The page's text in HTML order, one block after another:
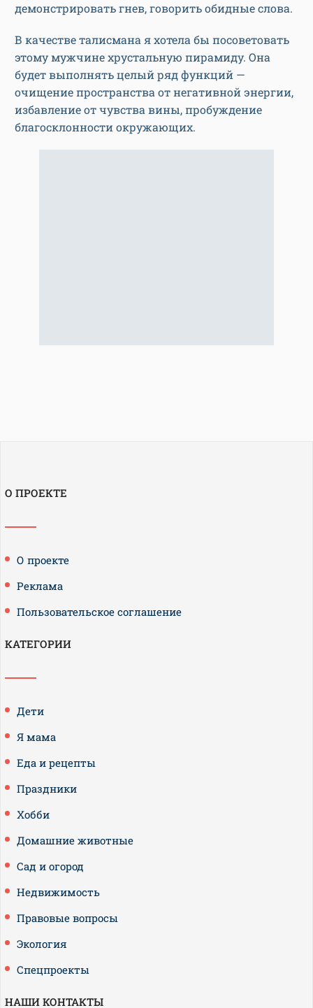
демонстрировать гнев, говорить обидные слова.
В качестве талисмана я хотела бы посоветовать
этому мужчине хрустальную пирамиду. Она
будет выполнять целый ряд функций —
очищение пространства от негативной энергии,
избавление от чувства вины, пробуждение
благосклонности окружающих.
О ПРОЕКТЕ
О проекте
Реклама
Пользовательское соглашение
КАТЕГОРИИ
Дети
Я мама
Еда и рецепты
Праздники
Хобби
Домашние животные
Сад и огород
Недвижимость
Правовые вопросы
Экология
Спецпроекты
НАШИ КОНТАКТЫ